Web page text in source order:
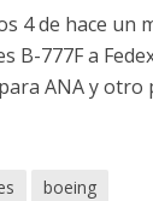
4 de hace un
B-777F a
ANA y otro
boeing